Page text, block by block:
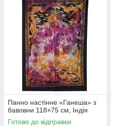
Панно настінне «Ганеша» з
бавовни 118×75 см, Індія
Готово до відправки